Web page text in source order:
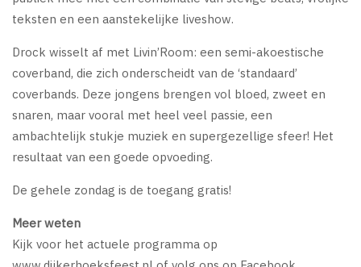
teksten en een aanstekelijke liveshow.
Drock wisselt af met Livin’Room: een semi-akoestische
coverband, die zich onderscheidt van de ‘standaard’
coverbands. Deze jongens brengen vol bloed, zweet en
snaren, maar vooral met heel veel passie, een
ambachtelijk stukje muziek en supergezellige sfeer! Het
resultaat van een goede opvoeding.
De gehele zondag is de toegang gratis!
Meer weten
Kijk voor het actuele programma op